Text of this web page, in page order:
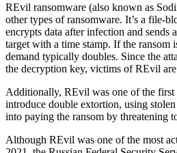
REvil ransomware (also known as
other types of ransomware. It’s a file-
encrypts data after infection and sends
target with a time stamp. If the ransom
demand typically doubles. Since the
the decryption key, victims of REvil
Additionally, REvil was one of the first
introduce double extortion, using
into paying the ransom by threatening
Although REvil was one of the most